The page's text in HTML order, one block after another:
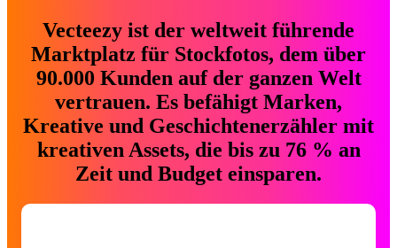
Vecteezy ist der weltweit führende
Marktplatz für Stockfotos, dem über
90.000 Kunden auf der ganzen Welt
vertrauen. Es befähigt Marken,
Kreative und Geschichtenerzähler mit
kreativen Assets, die bis zu 76 % an
Zeit und Budget einsparen.